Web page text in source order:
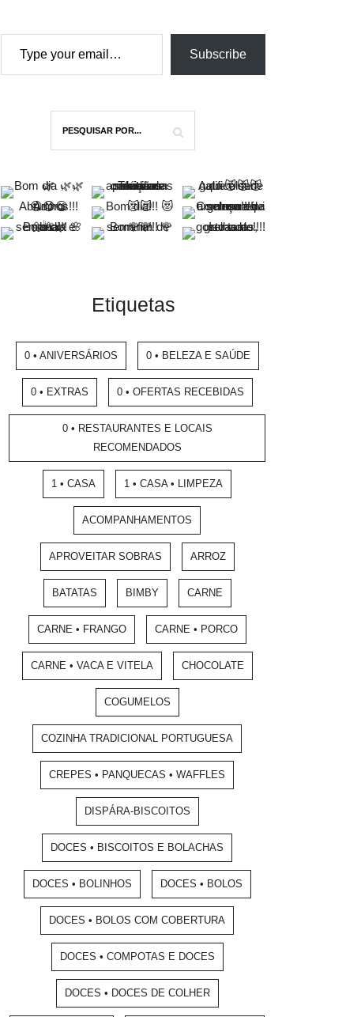
Type your email…
Subscribe
Etiquetas
0 • ANIVERSÁRIOS 0 • BELEZA E SAÚDE
0 • EXTRAS 0 • OFERTAS RECEBIDAS
0 • RESTAURANTES E LOCAIS
RECOMENDADOS
1 • CASA 1 • CASA • LIMPEZA
ACOMPANHAMENTOS
APROVEITAR SOBRAS ARROZ
BATATAS BIMBY CARNE
CARNE • FRANGO CARNE • PORCO
CARNE • VACA E VITELA CHOCOLATE
COGUMELOS
COZINHA TRADICIONAL PORTUGUESA
CREPES • PANQUECAS • WAFFLES
DISPÁRA-BISCOITOS
DOCES • BISCOITOS E BOLACHAS
DOCES • BOLINHOS DOCES • BOLOS
DOCES • BOLOS COM COBERTURA
DOCES • COMPOTAS E DOCES
DOCES • DOCES DE COLHER